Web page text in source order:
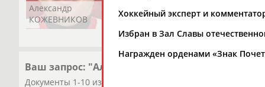
Александр
КОЖЕВНИКОВ
Ваш запрос: "Александр Кожевников"
Документы 1-10 из 31 найденных уникальных документов
Хоккейный эксперт и
Избран в Зал Славы
Награжден орденами «Знак